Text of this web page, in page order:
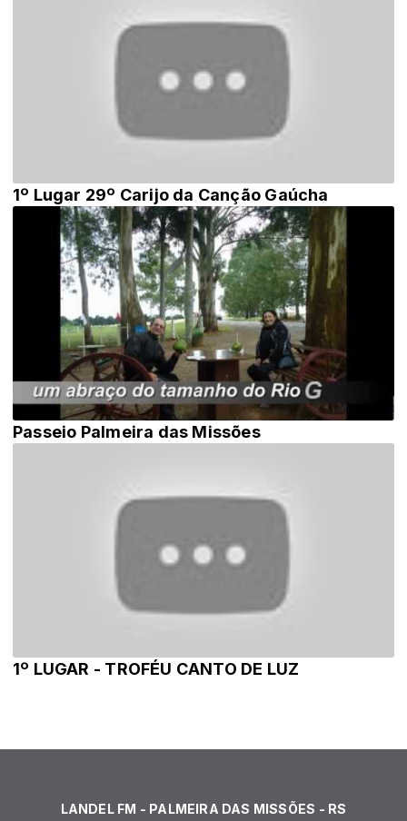
1º Lugar 29º Carijo da Canção Gaúcha
Passeio Palmeira das Missões
1º LUGAR - TROFÉU CANTO DE LUZ
LANDEL FM - PALMEIRA DAS MISSÕES - RS